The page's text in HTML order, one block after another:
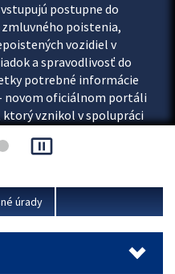
postupne do
poistenia,
vozidiel v
a spravodlivosť do
potrebné informácie
novom oficiálnom portáli
vznikol v spolupráci
vnútra SR.
pause_presentation
úrady